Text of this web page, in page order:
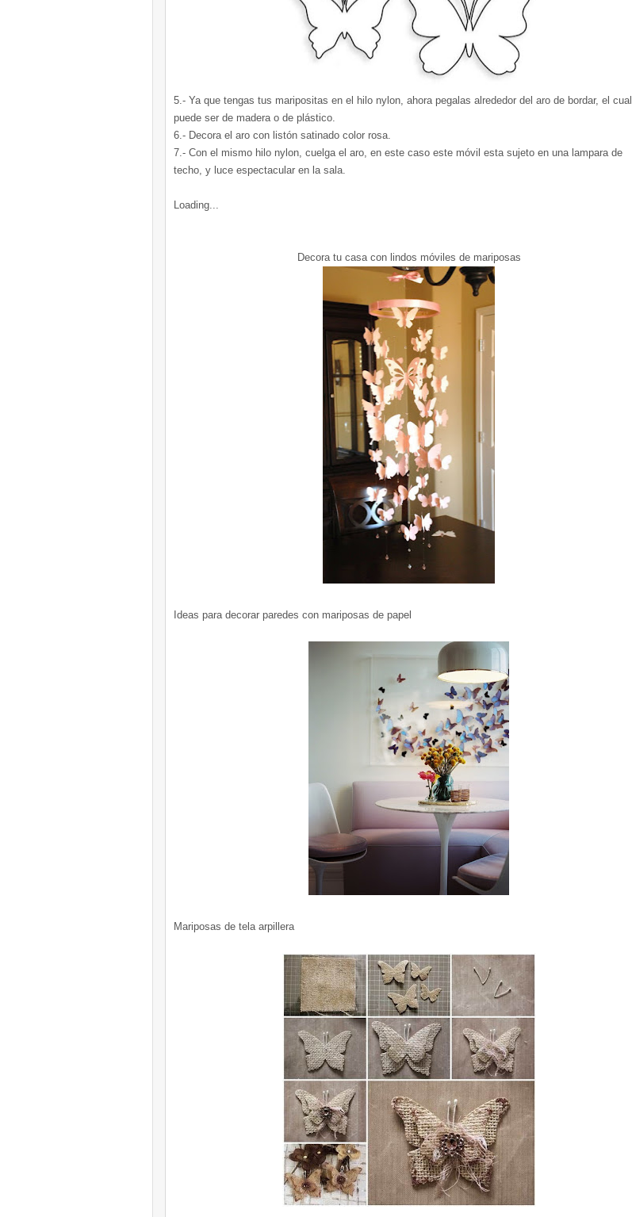
5.- Ya que tengas tus maripositas en el hilo nylon, ahora pegalas alrededor del aro de bordar, el cual
puede ser de madera o de plástico.
6.- Decora el aro con listón satinado color rosa.
7.- Con el mismo hilo nylon, cuelga el aro, en este caso este móvil esta sujeto en una lampara de
techo, y luce espectacular en la sala.
Loading...
Decora tu casa con lindos móviles de mariposas
Ideas para decorar paredes con mariposas de papel
Mariposas de tela arpillera